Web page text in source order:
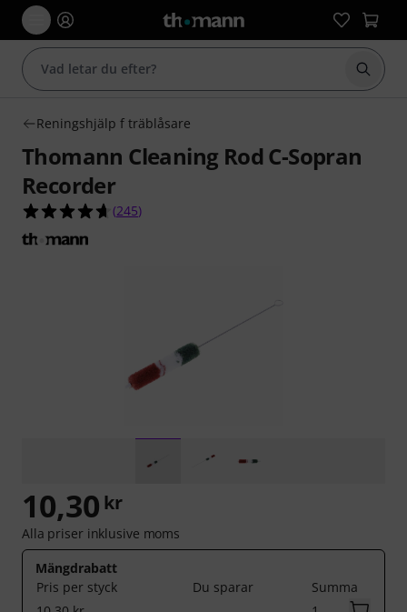
Börja
Reningshjälp f träblåsare
Thomann Cleaning Rod C-Sopran
Recorder
4.6 av 5 stjärnor från 245 kundbetyg
(245)
10,30 kr
Alla priser inklusive moms
Mängdrabatt
Pris per styck
Du sparar
Summa